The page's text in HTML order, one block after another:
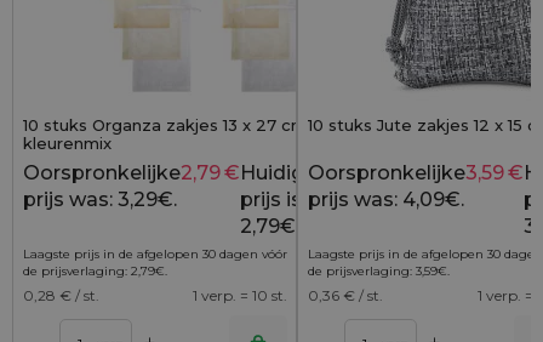
10 stuks Organza zakjes 13 x 27 cm -
kleurenmix
3,29 €
Oorspronkelijke
prijs was: 3,29€.
2,79€Huidige
prijs is:
2,79€.
Laagste prijs in de afgelopen 30 dagen vóór
de prijsverlaging: 2,79€.
0,28 € / st. 1 verp. = 10 st.
10 stuks Jute zakjes 12 x 15
Oorspronkelijke
prijs was: 4,09€.
3,59€
Laagste prijs in de afgelopen 30
de prijsverlaging: 3,59€.
0,36 € / st. 1 verp. =